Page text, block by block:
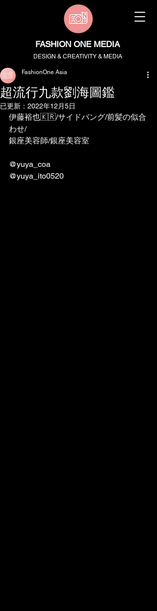
FASHION ONE MEDIA
DESIGN & CREATIVITY & MEDIA
超流行九款劉海圖鑑
FashionOne Asia
已更新： 2022年12月5日
伊藤裕也🇰🇷/サイドバング/前髪の似合
わせ/
銀座美容師/銀座美容室
@yuya_coa
@yuya_ito0520